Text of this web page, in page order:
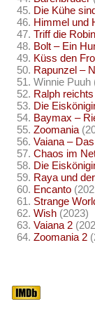
Die Kühe
Himmel und
Triff die
Bolt – Ein
Küss den
Rapunzel –
Winnie Puuh
Ralph reichts
Die
Baymax –
Zoomania
Vaiana –
Chaos im
Die
Raya und
Encanto
Strange
Wish (2023)
Vaiana 2
Zoomania 2